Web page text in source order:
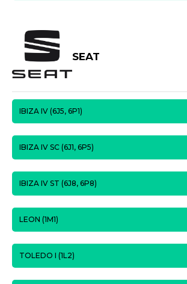
SEAT
IBIZA IV (6J5, 6P1)
IBIZA IV SC (6J1, 6P5)
IBIZA IV ST (6J8, 6P8)
LEON (1M1)
TOLEDO I (1L2)